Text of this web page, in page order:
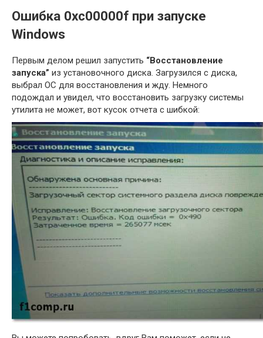
Ошибка 0xc00000f при запуске
Windows
Первым делом решил запустить “Восстановление
запуска” из установочного диска. Загрузился с диска,
выбрал ОС для восстановления и жду. Немного
подождал и увидел, что восстановить загрузку системы
утилита не может, вот кусок отчета с шибкой: